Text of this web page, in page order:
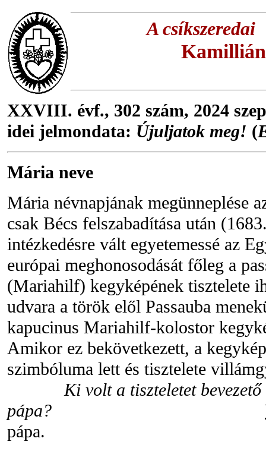
A csíkszeredai
XXVIII. évf., 302 szám, 2024
idei jelmondata: Újuljatok meg! (
Mária neve
Mária névnapjának megünneplése
csak Bécs felszabadítása után
intézkedésre vált egyetemessé az
európai meghonosodását főleg a
(Mariahilf) kegyképének tisztelete
udvara a török elől Passauba
kapucinus Mariahilf-kolostor
Amikor ez bekövetkezett, a
szimbóluma lett és tisztelete
Ki volt a tiszteletet bevezető
pápa?
pápa.